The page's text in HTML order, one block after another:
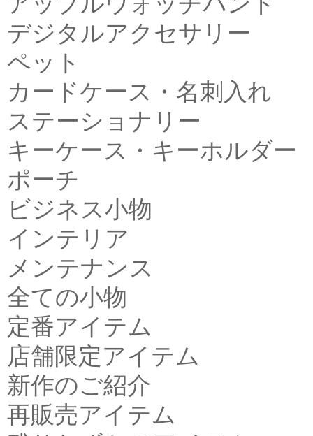
デジタルアクセサリー
ペット
カードケース・名刺入れ
ステーショナリー
キーケース・キーホルダー
ポーチ
ビジネス小物
インテリア
メンテナンス
全ての小物
定番アイテム
店舗限定アイテム
新作のご紹介
再販売アイテム